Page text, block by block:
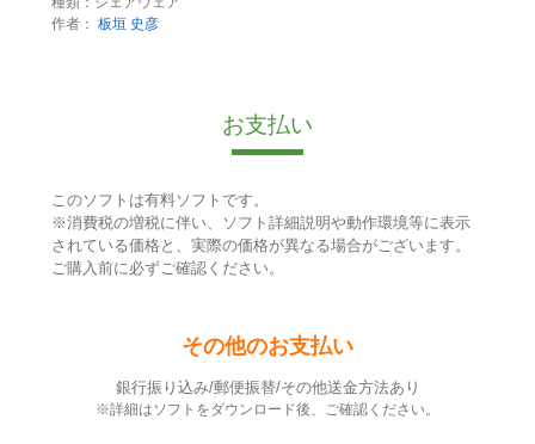
作者： 板垣 史彦
お支払い
このソフトは有料ソフトです。
※消費税の増税に伴い、ソフト詳細説明や動作環境等に表示
されている価格と、実際の価格が異なる場合がございます。
ご購入前に必ずご確認ください。
その他のお支払い
銀行振り込み/郵便振替/その他送金方法あり
※詳細はソフトをダウンロード後、ご確認ください。